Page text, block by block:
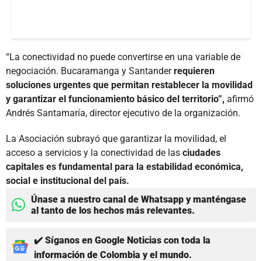
“La conectividad no puede convertirse en una variable de
negociación. Bucaramanga y Santanderrequieren
soluciones urgentes que permitan restablecer la movilidad
y garantizar el funcionamiento básico del territorio”, afirmó
Andrés Santamaría, director ejecutivo de la organización.
La Asociación subrayó que garantizar la movilidad, el
acceso a servicios y la conectividad de las ciudades
capitales es fundamental para la estabilidad económica,
social e institucional del país.
Únase a nuestro canal de Whatsapp y manténgase
al tanto de los hechos más relevantes.
✔️ Síganos en Google Noticias con toda la
información de Colombia y el mundo.